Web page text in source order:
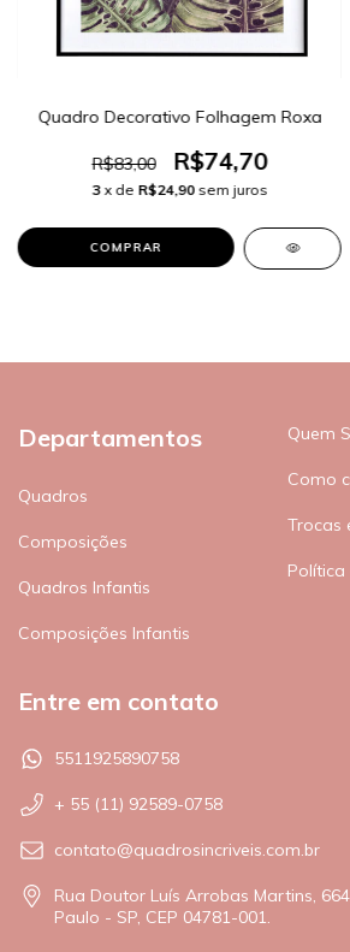
Quadro Decorativo Folhagem Roxa
R$83,00 R$74,70
3 x de R$24,90 sem juros
COMPRAR
Departamentos
Quadros
Composições
Quadros Infantis
Composições Infantis
Quem
Como
Trocas
Entre em contato
5511925890758
+ 55 (11) 92589-0758
contato@quadrosincriveis.com.br
Rua Doutor Luís Arrobas Martins,
Paulo - SP, CEP 04781-001.